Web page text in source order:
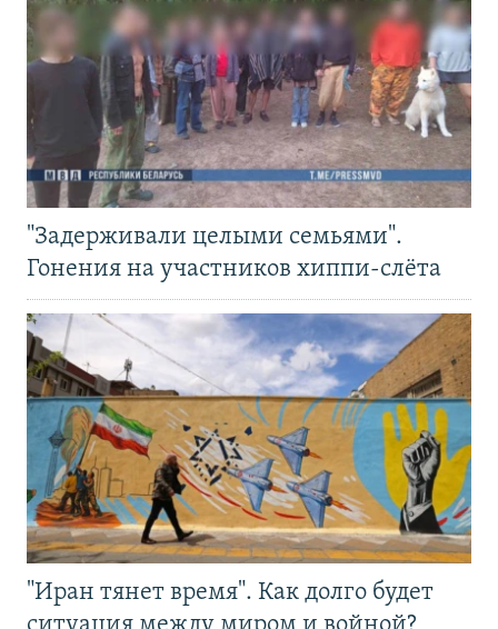
"Задерживали целыми семьями".
Гонения на участников хиппи-слёта
"Иран тянет время". Как долго будет